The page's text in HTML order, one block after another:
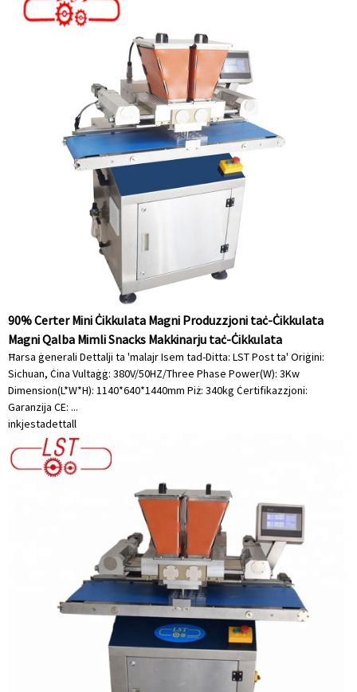
90% Certer Mini Ċikkulata Magni Produzzjoni taċ-Ċikkulata
Magni Qalba Mimli Snacks Makkinarju taċ-Ċikkulata
Ħarsa ġenerali Dettalji ta 'malajr Isem tad-Ditta: LST Post ta' Oriġini:
Sichuan, Ċina Vultaġġ: 380V/50HZ/Three Phase Power(W): 3Kw
Dimension(L*W*H): 1140*640*1440mm Piż: 340kg Ċertifikazzjoni:
Garanzija CE: ...
inkjestadettall